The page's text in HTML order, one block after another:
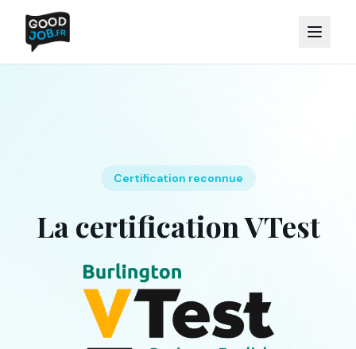
Certification reconnue
La certification VTest